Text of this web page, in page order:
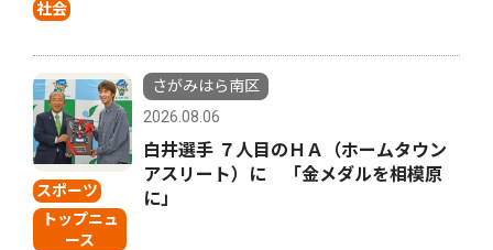
社会
スポーツ
トップニュ
ース
さがみはら南区
2026.08.06
白井選手 ７人目のＨＡ（ホームタウン
アスリート）に 「金メダルを相模原
に」